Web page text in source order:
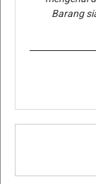
Barang